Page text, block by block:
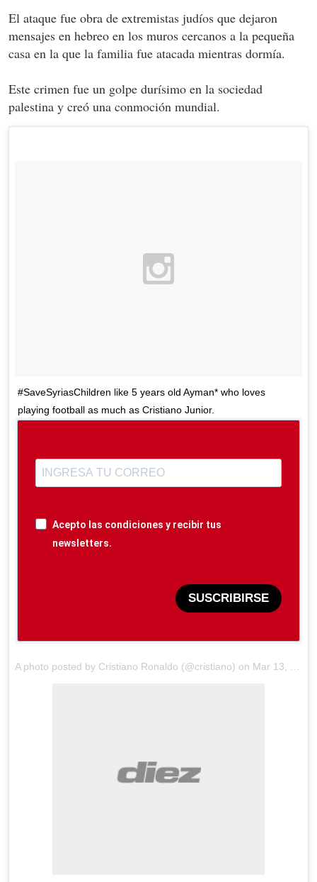
El ataque fue obra de extremistas judíos que dejaron
mensajes en hebreo en los muros cercanos a la pequeña
casa en la que la familia fue atacada mientras dormía.
Este crimen fue un golpe durísimo en la sociedad
palestina y creó una conmoción mundial.
#SaveSyriasChildren like 5 years old Ayman* who loves
playing football as much as Cristiano Junior.
Acepto las condiciones y recibir tus
newsletters.
SUSCRIBIRSE
A photo posted by Cristiano Ronaldo (@cristiano) on Mar 13, 2016 at 7:10am PDT